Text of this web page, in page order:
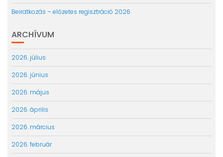
Beiratkozás – előzetes regisztráció 2026
ARCHÍVUM
2026. július
2026. június
2026. május
2026. április
2026. március
2026. február